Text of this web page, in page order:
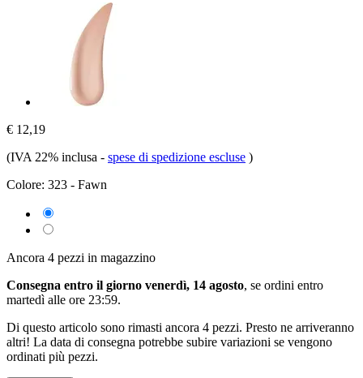
€ 12,19
(IVA 22% inclusa - spese di spedizione escluse )
Colore: 323 - Fawn
Ancora 4 pezzi in magazzino
Consegna entro il giorno venerdì, 14 agosto, se ordini entro
martedì alle ore 23:59.
Di questo articolo sono rimasti ancora 4 pezzi. Presto ne arriveranno
altri! La data di consegna potrebbe subire variazioni se vengono
ordinati più pezzi.